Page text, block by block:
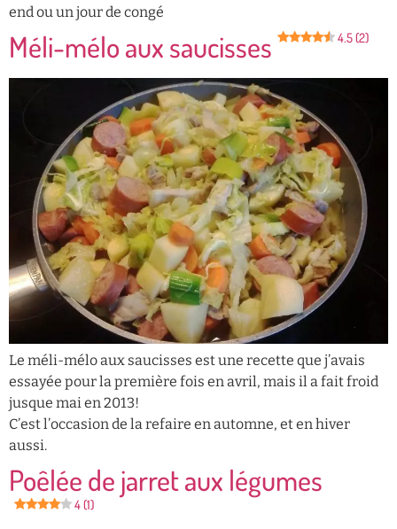
end ou un jour de congé
Méli-mélo aux saucisses 4.5 (2)
Le méli-mélo aux saucisses est une recette que j’avais
essayée pour la première fois en avril, mais il a fait froid
jusque mai en 2013!
C’est l’occasion de la refaire en automne, et en hiver
aussi.
Poêlée de jarret aux légumes
4 (1)